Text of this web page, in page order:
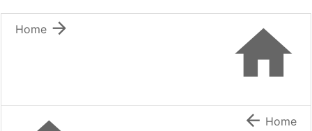


Home
 Home